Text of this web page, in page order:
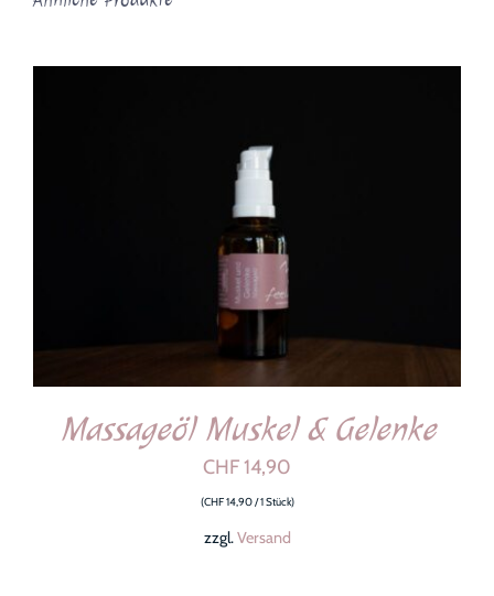
IN DEN WARENKORB
Massageöl Muskel & Gelenke
CHF14,90
(CHF14,90/ 1 Stück)
zzgl.Versand